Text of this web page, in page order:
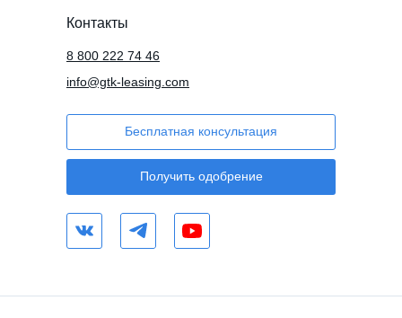
Контакты
info@gtk-leasing.com
Бесплатная консультация
Получить одобрение
8 800 222 74 46